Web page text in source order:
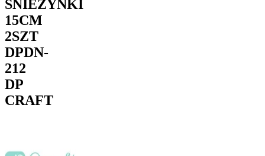
ŚNIEŻYNKI
15CM
2SZT
DPDN-
212
DP
CRAFT